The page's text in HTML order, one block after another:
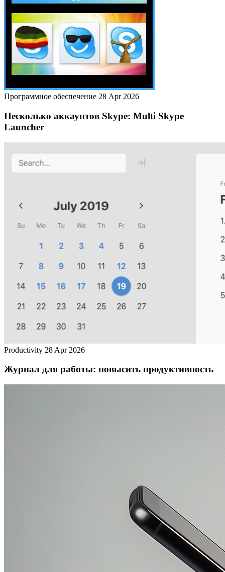
Программное обеспечение 28 Apr 2026
Несколько аккаунтов Skype: Multi Skype
Launcher
Productivity 28 Apr 2026
Журнал для работы: повысить продуктивность